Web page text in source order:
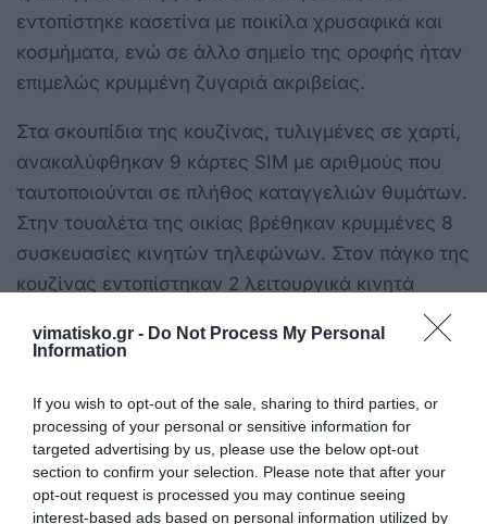
vimatisko.gr - Do Not Process My Personal
Information
If you wish to opt-out of the sale, sharing to third parties, or
processing of your personal or sensitive information for
targeted advertising by us, please use the below opt-out
section to confirm your selection. Please note that after your
opt-out request is processed you may continue seeing
interest-based ads based on personal information utilized by
εντοπίστηκε κασετίνα με ποικίλα χρυσαφικά και
κοσμήματα, ενώ σε άλλο σημείο της οροφής ήταν
επιμελώς κρυμμένη ζυγαριά ακριβείας.
Στα σκουπίδια της κουζίνας, τυλιγμένες σε χαρτί,
ανακαλύφθηκαν 9 κάρτες SIM με αριθμούς που
ταυτοποιούνται σε πλήθος καταγγελιών θυμάτων.
Στην τουαλέτα της οικίας βρέθηκαν κρυμμένες 8
συσκευασίες κινητών τηλεφώνων. Στον πάγκο της
κουζίνας εντοπίστηκαν 2 λειτουργικά κινητά
επιχειρησιακές συνδέσεις.
οικίας βρέθηκε χειρόγραφο σημείωμα με την
αναγραφή «36 λίρες – 25 κομμάτια», ένδειξη της
λογιστικής παρακολούθησης που ασκούσε η
οργάνωση επί της λείας της.